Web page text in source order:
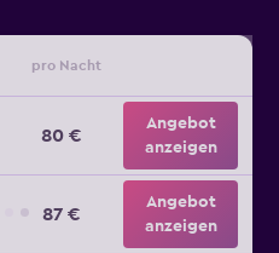
pro Nacht
80 €
Angebot
anzeigen
87 €
Angebot
anzeigen